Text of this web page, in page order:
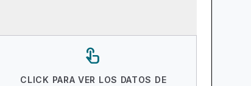
touch_app
CLICK PARA VER LOS DATOS DE